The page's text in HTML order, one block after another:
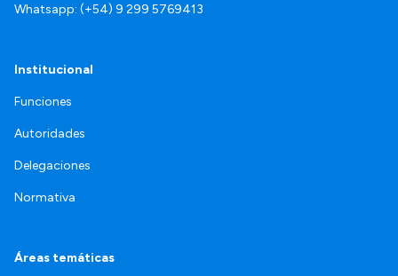
Whatsapp: (+54) 9 299 5769413
Institucional
Funciones
Autoridades
Delegaciones
Normativa
Áreas temáticas